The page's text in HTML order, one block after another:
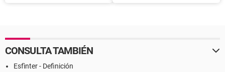
CONSULTA TAMBIÉN
Esfìnter - Definición